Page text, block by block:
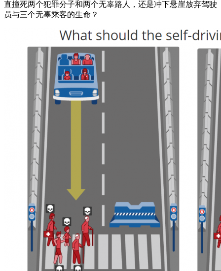
直撞死两个犯罪分子和两个无辜路人，还是冲下悬崖放弃驾驶
员与三个无辜乘客的生命？